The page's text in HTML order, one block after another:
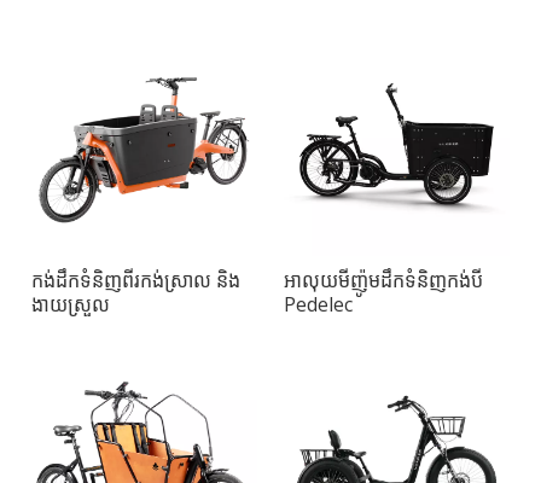
កង់ដឹកទំនិញពីរកង់ស្រាល និង
ងាយស្រួល
អាលុយមីញ៉ូមដឹកទំនិញកង់បី
Pedelec